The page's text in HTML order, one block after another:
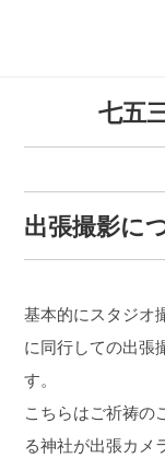
七五
出張撮影に
基本的にスタジオ
に同行しての出張
す。
こちらはご祈祷の
る神社が出張カメ